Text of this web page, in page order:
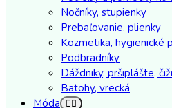
Nočníky, stupienky
Prebaľovanie, plienky
Kozmetika, hygienické
Podbradníky
Dáždniky, pršiplášte,
Batohy, vrecká
Móda